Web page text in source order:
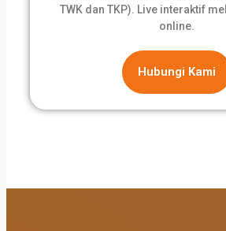
TWK dan TKP). Live interaktif
online.
Hubungi Kami